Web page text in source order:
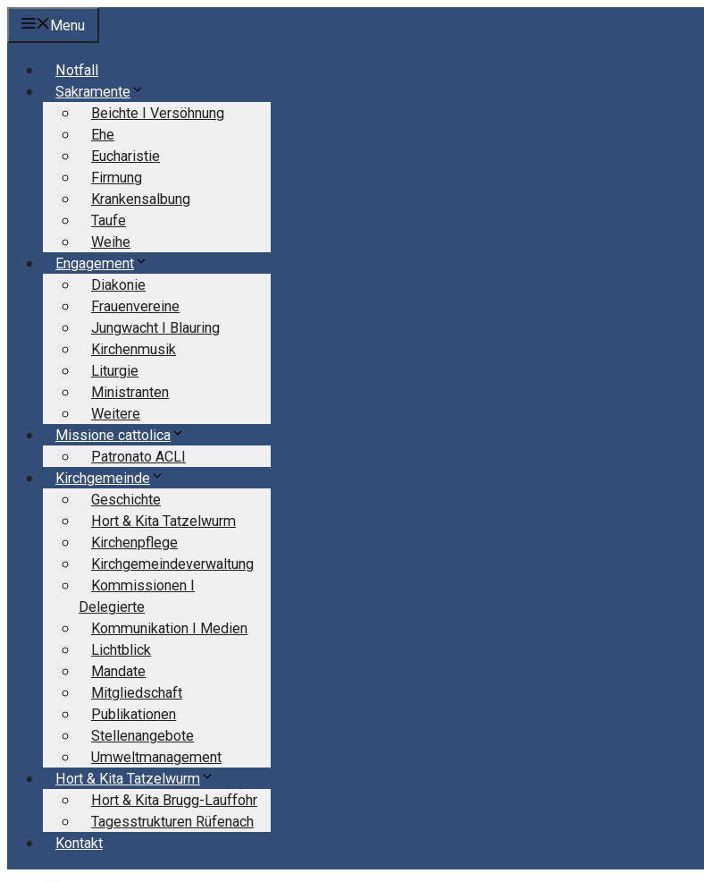
Springe
zum
Menu
Notfall
Sakramente
Beichte I Versöhnung
Ehe
Eucharistie
Firmung
Krankensalbung
Taufe
Weihe
Engagement
Diakonie
Frauenvereine
Jungwacht I Blauring
Kirchenmusik
Liturgie
Ministranten
Weitere
Missione cattolica
Patronato ACLI
Kirchgemeinde
Geschichte
Hort & Kita Tatzelwurm
Kirchenpflege
Kirchgemeindeverwaltung
Kommissionen I
Delegierte
Kommunikation I Medien
Lichtblick
Mandate
Mitgliedschaft
Publikationen
Stellenangebote
Umweltmanagement
Hort & Kita Tatzelwurm
Hort & Kita Brugg-Lauffohr
Tagesstrukturen Rüfenach
Kontakt